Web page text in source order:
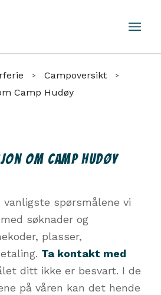
> Campoversikt >
Camp Hudøy
om Camp Hudøy
spørsmålene vi
søknader og
plasser,
Ta kontakt med
ditt ikke er besvart. I de
på våren kan det hende